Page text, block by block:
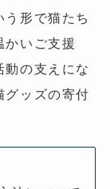
形で猫たち
かいご支援
動の支えにな
グッズの寄付